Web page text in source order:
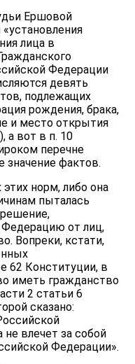
Ершовой
лица в
Федерации
девять
подлежащих
рождения, брака,
и место открытия
а вот в п. 10
перечне
фактов.
этих норм, либо она
пыталась
от лиц,
Вопреки, кстати,
62 Конституции, в
иметь гражданство
2 статьи 6
сказано:
влечет за собой
Федерации».